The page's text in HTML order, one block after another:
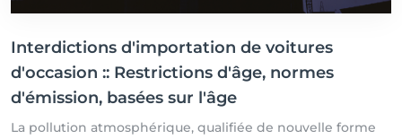
Interdictions d'importation de voitures
d'occasion :: Restrictions d'âge, normes
d'émission, basées sur l'âge
La pollution atmosphérique, qualifiée de nouvelle forme